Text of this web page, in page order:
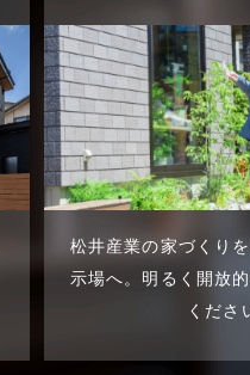
松井産業の家づくり
示場へ。 明るく開放
くださ